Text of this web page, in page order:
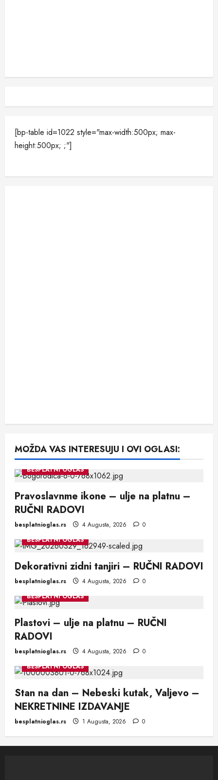
[bp-table id=1022 style="max-width:500px; max-
height:500px; ;"]
MOŽDA VAS INTERESUJU I OVI OGLASI:
BESPLATNI OGLAS
Pravoslavnme ikone – ulje na platnu –
RUČNI RADOVI
besplatnioglas.rs 4 Augusta, 2026
0
BESPLATNI OGLAS
Dekorativni zidni tanjiri – RUČNI RADOVI
besplatnioglas.rs 4 Augusta, 2026
0
BESPLATNI OGLAS
Plastovi – ulje na platnu – RUČNI
RADOVI
besplatnioglas.rs 4 Augusta, 2026
0
BESPLATNI OGLAS
Stan na dan – Nebeski kutak, Valjevo –
NEKRETNINE IZDAVANJE
besplatnioglas.rs 1 Augusta, 2026 0